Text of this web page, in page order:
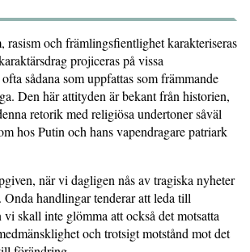
rasism och främlingsfientlighet karakteriseras
projiceras på vissa
sådana som uppfattas som främmande
Den här attityden är bekant från historien,
retorik med religiösa undertoner såväl
hos Putin och hans vapendragare patriark
när vi dagligen nås av tragiska nyheter
handlingar tenderar att leda till
skall inte glömma att också det motsatta
och trotsigt motstånd mot det